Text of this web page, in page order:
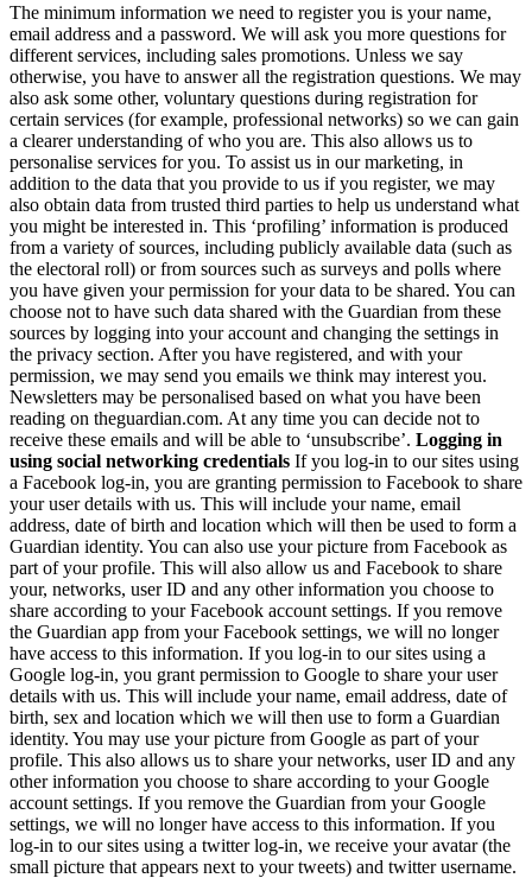
The minimum information we need to register you is your name,
email address and a password. We will ask you more questions for
different services, including sales promotions. Unless we say
otherwise, you have to answer all the registration questions. We may
also ask some other, voluntary questions during registration for
certain services (for example, professional networks) so we can gain
a clearer understanding of who you are. This also allows us to
personalise services for you. To assist us in our marketing, in
addition to the data that you provide to us if you register, we may
also obtain data from trusted third parties to help us understand what
you might be interested in. This ‘profiling’ information is produced
from a variety of sources, including publicly available data (such as
the electoral roll) or from sources such as surveys and polls where
you have given your permission for your data to be shared. You can
choose not to have such data shared with the Guardian from these
sources by logging into your account and changing the settings in
the privacy section. After you have registered, and with your
permission, we may send you emails we think may interest you.
Newsletters may be personalised based on what you have been
reading on theguardian.com. At any time you can decide not to
receive these emails and will be able to ‘unsubscribe’. Logging in
using social networking credentials If you log-in to our sites using
a Facebook log-in, you are granting permission to Facebook to share
your user details with us. This will include your name, email
address, date of birth and location which will then be used to form a
Guardian identity. You can also use your picture from Facebook as
part of your profile. This will also allow us and Facebook to share
your, networks, user ID and any other information you choose to
share according to your Facebook account settings. If you remove
the Guardian app from your Facebook settings, we will no longer
have access to this information. If you log-in to our sites using a
Google log-in, you grant permission to Google to share your user
details with us. This will include your name, email address, date of
birth, sex and location which we will then use to form a Guardian
identity. You may use your picture from Google as part of your
profile. This also allows us to share your networks, user ID and any
other information you choose to share according to your Google
account settings. If you remove the Guardian from your Google
settings, we will no longer have access to this information. If you
log-in to our sites using a twitter log-in, we receive your avatar (the
small picture that appears next to your tweets) and twitter username.